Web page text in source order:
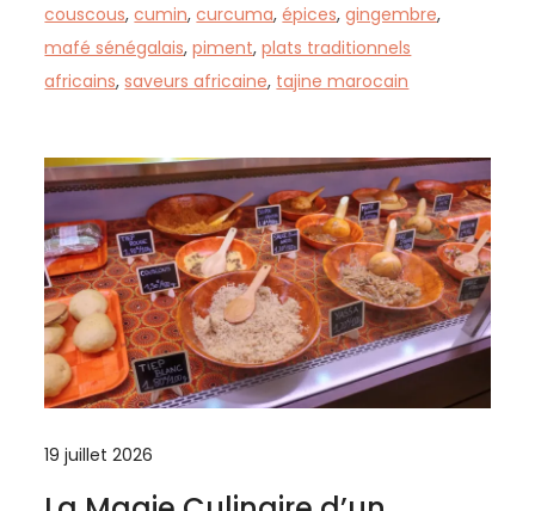
couscous,cumin,curcuma,épices,gingembre,
mafé sénégalais,piment,plats traditionnels
africains,saveurs africaine, tajine marocain
19 juillet 2026